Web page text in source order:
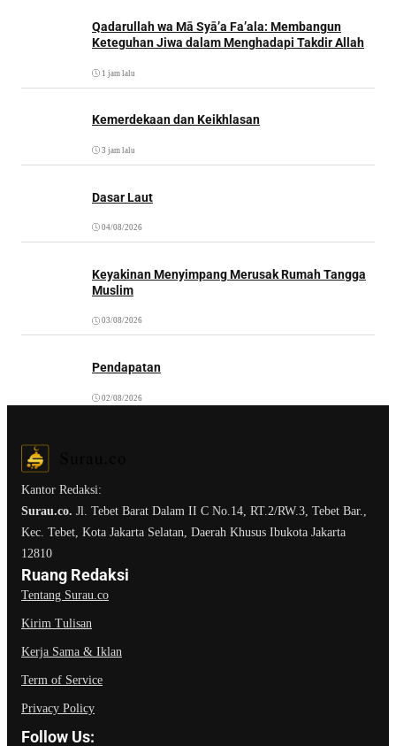
Qadarullah wa Mā Syā’a Fa’ala: Membangun
Keteguhan Jiwa dalam Menghadapi Takdir Allah
1 jam lalu
Kemerdekaan dan Keikhlasan
3 jam lalu
Dasar Laut
04/08/2026
Keyakinan Menyimpang Merusak Rumah Tangga
Muslim
03/08/2026
Pendapatan
02/08/2026
Kantor Redaksi:
Surau.co. Jl. Tebet Barat Dalam II C No.14, RT.2/RW.3, Tebet Bar.,
Kec. Tebet, Kota Jakarta Selatan, Daerah Khusus Ibukota Jakarta
12810
Ruang Redaksi
Tentang Surau.co
Kirim Tulisan
Kerja Sama & Iklan
Term of Service
Privacy Policy
Follow Us: